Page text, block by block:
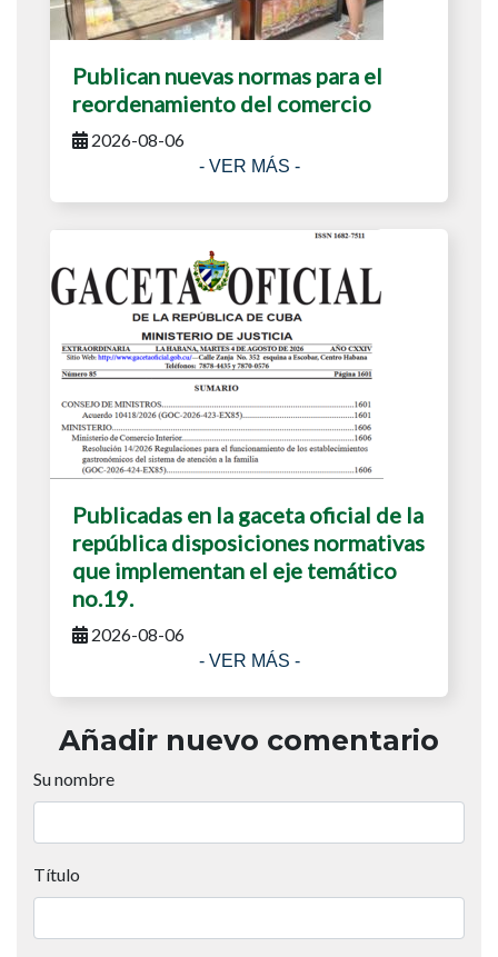
Publican nuevas normas para el
reordenamiento del comercio
2026-08-06
- VER MÁS -
Publicadas en la gaceta oficial de la
república disposiciones normativas
que implementan el eje temático
no.19.
2026-08-06
- VER MÁS -
Añadir nuevo comentario
Su nombre
Título